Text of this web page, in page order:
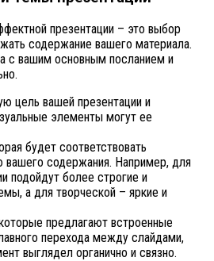
презентации – это выбор
содержание вашего материала.
с вашим основным посланием и
цель вашей презентации и
элементы могут ее
будет соответствовать
вашего содержания. Например, для
подойдут более строгие и
а для творческой – яркие и
предлагают встроенные
перехода между слайдами,
выглядел органично и связно.